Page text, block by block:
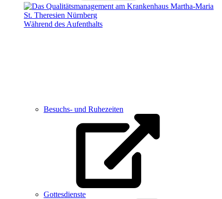
Während des Aufenthalts
Besuchs- und Ruhezeiten
Gottesdienste